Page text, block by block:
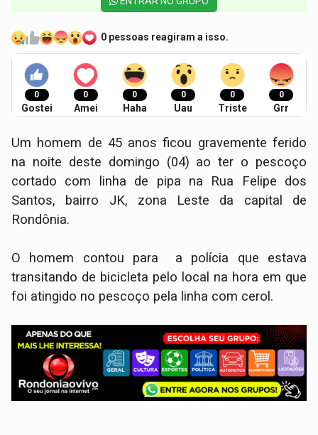
0 pessoas reagiram a isso.
0
Gostei
0
Amei
0
Haha
0
Uau
0
Triste
0
Grr
Um homem de 45 anos ficou gravemente ferido
na noite deste domingo (04) ao ter o pescoço
cortado com linha de pipa na Rua Felipe dos
Santos, bairro JK, zona Leste da capital de
Rondônia.
O homem contou para a polícia que estava
transitando de bicicleta pelo local na hora em que
foi atingido no pescoço pela linha com cerol.